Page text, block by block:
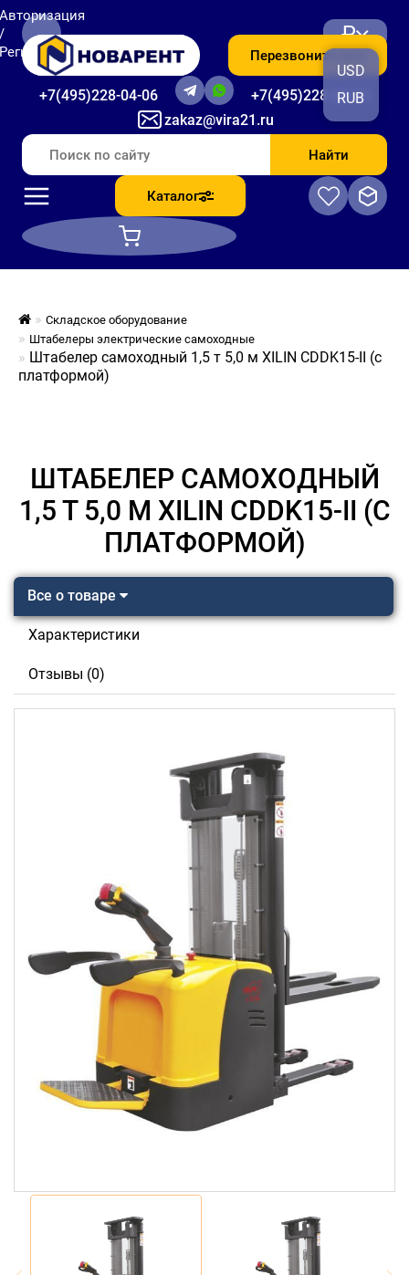
zakaz@vira21.ru
+7(495)228-04-06 +7(495)228-06-56
Перезвоните мне
₽
USD
RUB
Найти
Каталог
Складское оборудование
Штабелеры электрические самоходные
Штабелер самоходный 1,5 т 5,0 м XILIN CDDK15-II (с
платформой)
ШТАБЕЛЕР САМОХОДНЫЙ
1,5 Т 5,0 М XILIN CDDK15-II (С
ПЛАТФОРМОЙ)
Все о товаре
Характеристики
Отзывы (0)